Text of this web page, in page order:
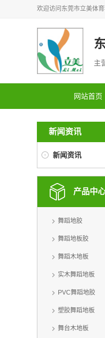
欢迎访问 东莞市立美体
主
网站首页
新闻资讯
新闻资讯
产品中
舞蹈地胶
舞蹈地板胶
舞蹈木地板
实木舞蹈地板
PVC舞蹈地胶
塑胶舞蹈地板
舞台木地板